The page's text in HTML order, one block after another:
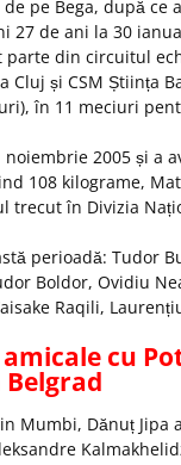
pe Bega, după ce
27 de ani la 30
din circuitul
și CSM Știința
în 11 meciuri
2005 și a
108 kilograme,
trecut în Divizia
perioadă: Tudor
Boldor, Ovidiu
Raqili,
cu
Mumbi, Dănuț Jipa